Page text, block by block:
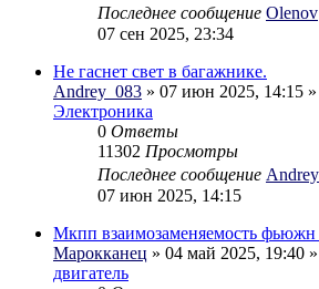
Последнее сообщение Olenov
07 сен 2025, 23:34
Не гаснет свет в багажнике.
Andrey_083 » 07 июн 2025, 14:15
Электроника
0 Ответы
11302 Просмотры
Последнее сообщение
07 июн 2025, 14:15
Мкпп взаимозаменяемость
Марокканец » 04 май 2025, 19:40
двигатель